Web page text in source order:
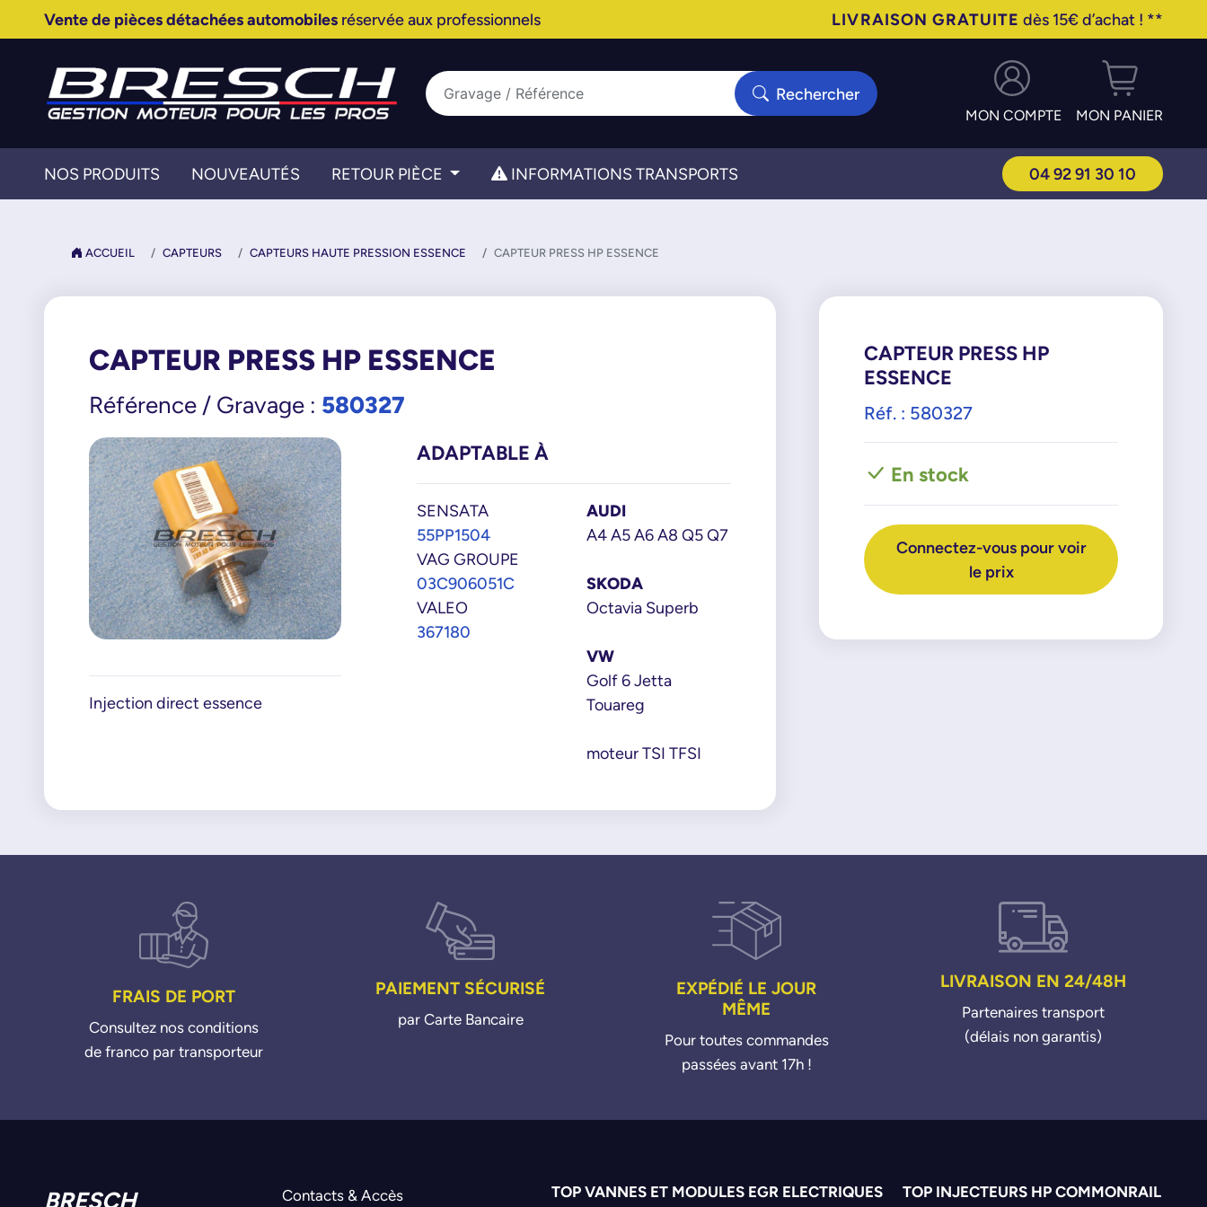
Vente de pièces détachées automobilesréservée aux professionnels LIVRAISON GRATUITE dès 15€ d’achat ! **
Rechercher
MON COMPTE MON PANIER
NOS PRODUITS NOUVEAUTÉS RETOUR PIÈCE INFORMATIONS TRANSPORTS 04 92 91 30 10
ACCUEIL CAPTEURS CAPTEURS HAUTE PRESSION ESSENCE CAPTEUR PRESS HP ESSENCE
CAPTEUR PRESS HP ESSENCE
Référence / Gravage : 580327
Injection direct essence
ADAPTABLE À
SENSATA
55PP1504
VAG GROUPE
03C906051C
VALEO
367180
AUDI
A4 A5 A6 A8 Q5 Q7
SKODA
Octavia Superb
VW
Golf 6 Jetta
Touareg
moteur TSI TFSI
CAPTEUR PRESS HP
ESSENCE
Réf. : 580327
En stock
Connectez-vous pour voir
le prix
FRAIS DE PORT
Consultez nos conditions
de franco par transporteur
PAIEMENT SÉCURISÉ
par Carte Bancaire
EXPÉDIÉ LE JOUR
MÊME
Pour toutes commandes
passées avant 17h !
LIVRAISON EN 24/48H
Partenaires transport
(délais non garantis)
BRESCH Contacts & Accès TOP VANNES ET MODULES EGR ELECTRIQUES TOP INJECTEURS HP COMMONRAIL